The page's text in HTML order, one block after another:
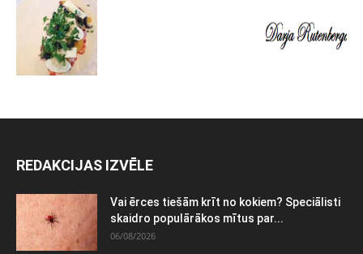
REDAKCIJAS IZVĒLE
Vai ērces tiešām krīt no kokiem? Speciālisti
skaidro populārākos mītus par...
06/08/2026